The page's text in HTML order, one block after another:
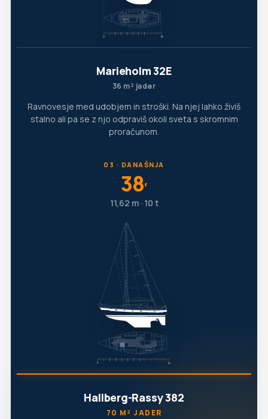
Marieholm 32E
36 m² jader
Ravnovesje med udobjem in stroški. Na njej lahko živiš
stalno ali pa se z njo odpraviš okoli sveta s skromnim
proračunom.
03 · DANAŠNJA
38′
11,62 m · 10 t
Hallberg-Rassy 382
70 M² JADER